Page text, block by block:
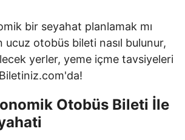
bir seyahat planlamak mı
ucuz otobüs bileti nasıl bulunur,
yerler, yeme içme tavsiyeleri
Otobüs Bileti İle